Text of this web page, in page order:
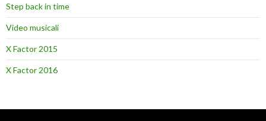
Step back in time
Video musicali
X Factor 2015
X Factor 2016